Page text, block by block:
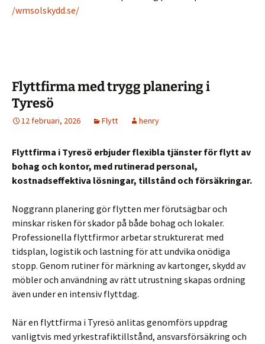
/wmsolskydd.se/
Flyttfirma med trygg planering i
Tyresö
12 februari, 2026 Flytt henry
Flyttfirma i Tyresö erbjuder flexibla tjänster för flytt av
bohag och kontor, med rutinerad personal,
kostnadseffektiva lösningar, tillstånd och försäkringar.
Noggrann planering gör flytten mer förutsägbar och
minskar risken för skador på både bohag och lokaler.
Professionella flyttfirmor arbetar strukturerat med
tidsplan, logistik och lastning för att undvika onödiga
stopp. Genom rutiner för märkning av kartonger, skydd av
möbler och användning av rätt utrustning skapas ordning
även under en intensiv flyttdag.
När en flyttfirma i Tyresö anlitas genomförs uppdrag
vanligtvis med yrkestrafiktillstånd, ansvarsförsäkring och